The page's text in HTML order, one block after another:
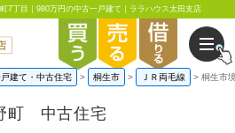
丁目｜980万円の中古一戸建て｜ララハウス太田支店
建て・中古住宅 桐生市 ＪＲ両毛線 桐生市
町 中古住宅